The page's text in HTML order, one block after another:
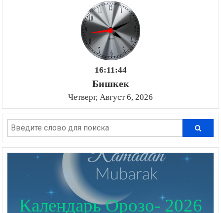
16:11:44
Бишкек
Четверг, Август 6, 2026
Календарь Орозо- 2026